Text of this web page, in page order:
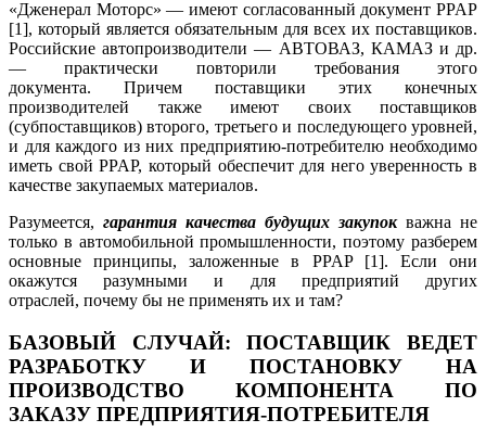
«Дженерал Моторс» — имеют согласованный документ PPAP
[1], который является обязательным для всех их поставщиков.
Российские автопроизводители — АВТОВАЗ, КАМАЗ и др.
— практически повторили требования этого
документа. Причем поставщики этих конечных
производителей также имеют своих поставщиков
(субпоставщиков) второго, третьего и последующего уровней,
и для каждого из них предприятию-потребителю необходимо
иметь свой PPAP, который обеспечит для него уверенность в
качестве закупаемых материалов.
Разумеется, гарантия качества будущих закупок важна не
только в автомобильной промышленности, поэтому разберем
основные принципы, заложенные в PPAP [1]. Если они
окажутся разумными и для предприятий других
отраслей, почему бы не применять их и там?
БАЗОВЫЙ СЛУЧАЙ: ПОСТАВЩИК ВЕДЕТ
РАЗРАБОТКУ И ПОСТАНОВКУ НА
ПРОИЗВОДСТВО КОМПОНЕНТА ПО
ЗАКАЗУ ПРЕДПРИЯТИЯ-ПОТРЕБИТЕЛЯ